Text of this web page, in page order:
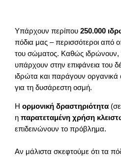
Υπάρχουν περίπου250.000
πόδια μας – περισσότεροι από
του σώματος. Καθώς ιδρώνουν,
υπάρχουν στην επιφάνεια του
ιδρώτα και παράγουν οργανικά
για τη δυσάρεστη οσμή.
Ηορμονική δραστηριότητα
ηπαρατεταμένη χρήση
επιδεινώνουν το πρόβλημα.
Αν μάλιστα σκεφτούμε ότι τα